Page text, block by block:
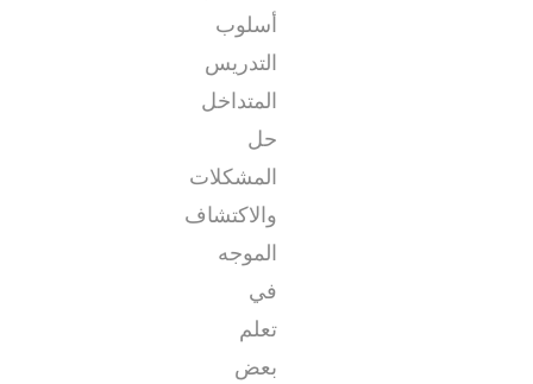
أسلوب
التدريس
المتداخل
حل
المشكلات
والاكتشاف
الموجه
في
تعلم
بعض